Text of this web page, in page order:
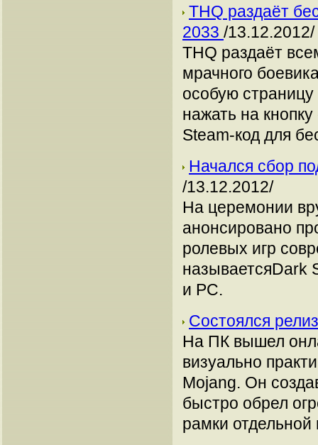
THQ раздаёт
2033 /13.12.2012/
THQ раздаёт
мрачного
особую
нажать на
Steam-код для
Начался сбор
/13.12.2012/
На церемонии
анонсировано
ролевых игр
называетсяDark
и PC.
Состоялся
На ПК вышел
визуально
Mojang. Он
быстро обрел
рамки